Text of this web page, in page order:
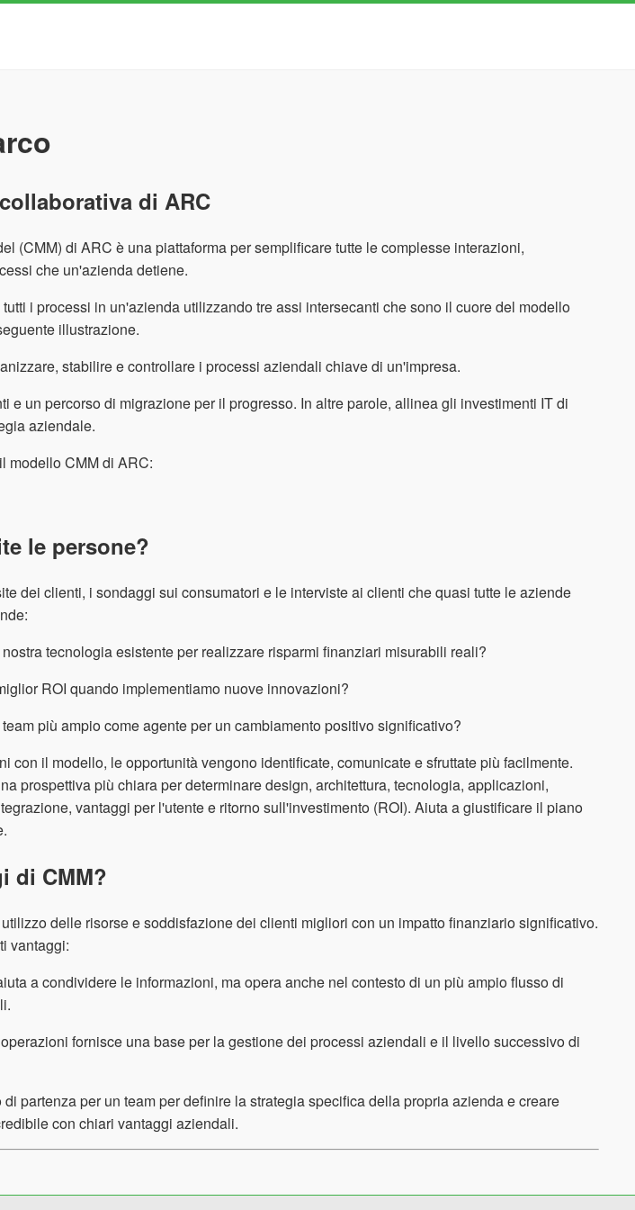
di ARC
(CMM) di ARC è una piattaforma per semplificare tutte le complesse interazioni,
che un'azienda detiene.
i processi in un'azienda utilizzando tre assi intersecanti che sono il cuore del modello
illustrazione.
stabilire e controllare i processi aziendali chiave di un'impresa.
e un percorso di migrazione per il progresso. In altre parole, allinea gli investimenti IT di
aziendale.
modello CMM di ARC:
le persone?
dei clienti, i sondaggi sui consumatori e le interviste ai clienti che quasi tutte le aziende
tecnologia esistente per realizzare risparmi finanziari misurabili reali?
ROI quando implementiamo nuove innovazioni?
più ampio come agente per un cambiamento positivo significativo?
con il modello, le opportunità vengono identificate, comunicate e sfruttate più facilmente.
prospettiva più chiara per determinare design, architettura, tecnologia, applicazioni,
vantaggi per l'utente e ritorno sull'investimento (ROI). Aiuta a giustificare il piano
di CMM?
delle risorse e soddisfazione dei clienti migliori con un impatto finanziario significativo.
vantaggi:
a condividere le informazioni, ma opera anche nel contesto di un più ampio flusso di
fornisce una base per la gestione dei processi aziendali e il livello successivo di
partenza per un team per definire la strategia specifica della propria azienda e creare
con chiari vantaggi aziendali.